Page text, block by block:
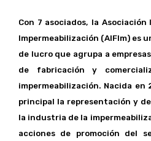
Con 7 asociados, la
Impermeabilización (AIFIm) es
de lucro que agrupa a
de fabricación y
impermeabilización. Nacida en
principal la representación y
la industria de la
acciones de promoción del